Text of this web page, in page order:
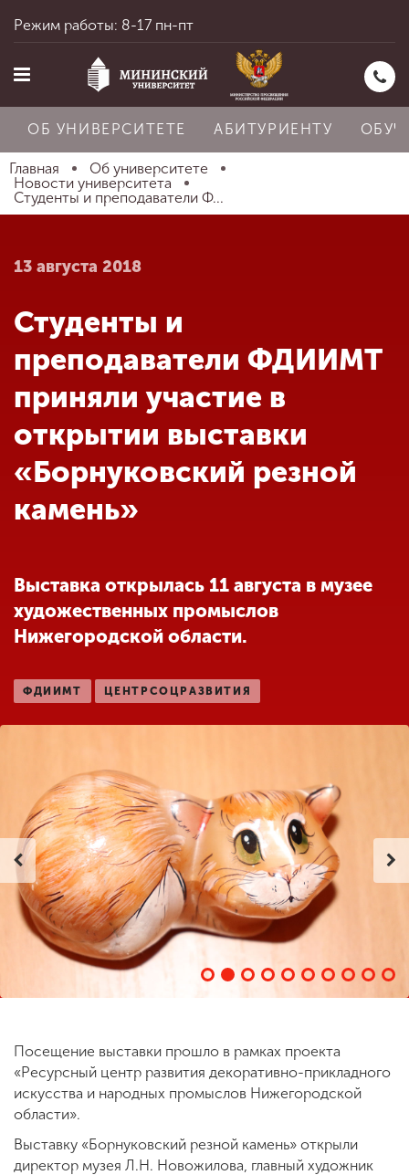
Главная
Абитуриенту
Обучение
Наука
Другие виды
деятельности
Студенческая жизнь
Сведения об
образовательной
организации
ENG SPN CHI
Приемная
+7 (831) 262-26-20
Режим работы: 8-17 пн-пт
ОБ УНИВЕРСИТЕТЕ АБИТУРИЕНТУ
Главная
Об университете
Новости университета
Студенты и преподаватели Ф...
13 августа 2018
Студенты и
преподаватели ФДИИМТ
приняли участие в
открытии выставки
«Борнуковский резной
камень»
Выставка открылась 11 августа в музее
художественных промыслов
Нижегородской области.
ФДИИМТ ЦЕНТРСОЦРАЗВИТИЯ
Посещение выставки прошло в рамках проекта
«Ресурсный центр развития декоративно-прикладного
искусства и народных промыслов Нижегородской
области».
Выставку «Борнуковский резной камень» открыли
директор музея Л.Н. Новожилова, главный художник